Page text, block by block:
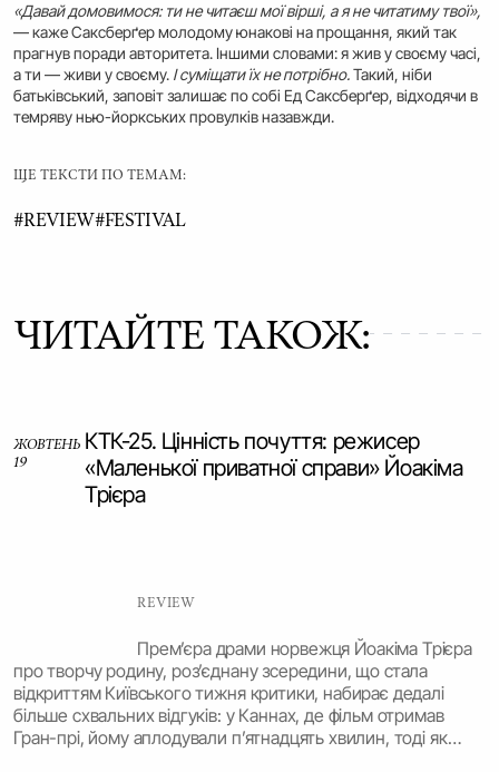
«Давай домовимося: ти не читаєш мої вірші, а я не читатиму твої»,
— каже Саксберґер молодому юнакові на прощання, який так
прагнув поради авторитета. Іншими словами: я жив у своєму часі,
а ти — живи у своєму. І суміщати їх не потрібно.Такий, ніби
батьківський, заповіт залишає по собі Ед Саксберґер, відходячи в
темряву нью-йоркських провулків назавжди.
ЩЕ ТЕКСТИ ПО ТЕМАМ:
#REVIEW#FESTIVAL
ЧИТАЙТЕ ТАКОЖ:
ЖОВТЕНЬ
19
КТК-25. Цінність почуття: режисер
«Маленької приватної справи» Йоакіма
Трієра
REVIEW
Прем’єра драми норвежця Йоакіма Трієра
про творчу родину, роз’єднану зсередини, що стала
відкриттям Київського тижня критики, набирає дедалі
більше схвальних відгуків: у Каннах, де фільм отримав
Гран-прі, йому аплодували п’ятнадцять хвилин, тоді як